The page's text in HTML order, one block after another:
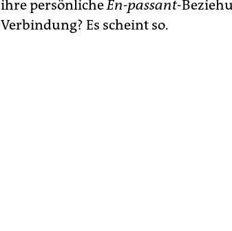
ihre persönlicheEn-passant-
Verbindung? Es scheint so.